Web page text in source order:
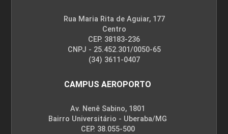
Rua Maria Rita de Aguiar, 177
Centro
CEP. 38183-236
CNPJ - 25.452.301/0050-65
(34) 3611-0407
CAMPUS AEROPORTO
Av. Nenê Sabino, 1801
Bairro Universitário - Uberaba/MG
CEP. 38.055-500